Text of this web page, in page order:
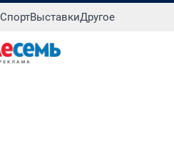
СпортВыставкиДругое